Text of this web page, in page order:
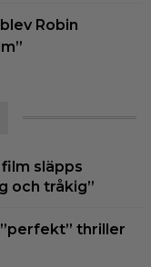
Robin
film släpps
och tråkig”
”perfekt” thriller